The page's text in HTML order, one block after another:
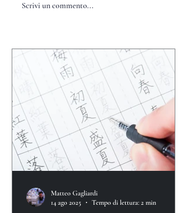
Scrivi un commento...
Matteo Gagliardi
14 ago 2025
Tempo di lettura: 2 min